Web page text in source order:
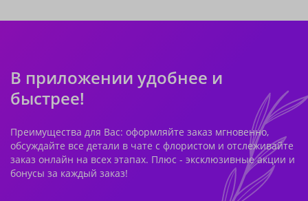
В приложении удобнее и
быстрее!
Преимущества для Вас: оформляйте заказ мгновенно,
обсуждайте все детали в чате с флористом и отслеживайте
заказ онлайн на всех этапах. Плюс - эксклюзивные акции и
бонусы за каждый заказ!